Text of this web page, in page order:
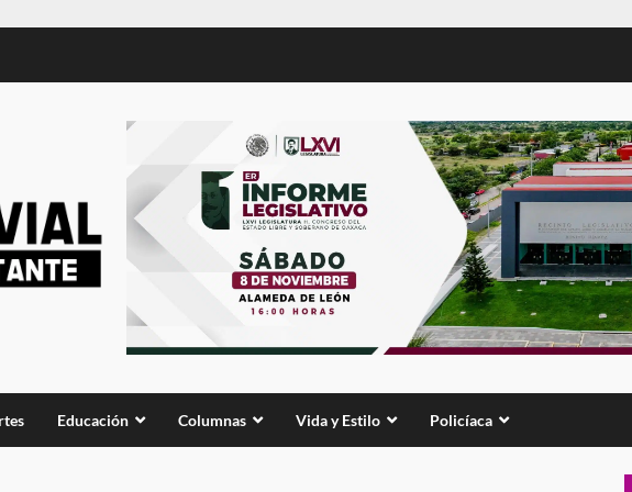
Educación Columnas Vida y Estilo Policíaca
1